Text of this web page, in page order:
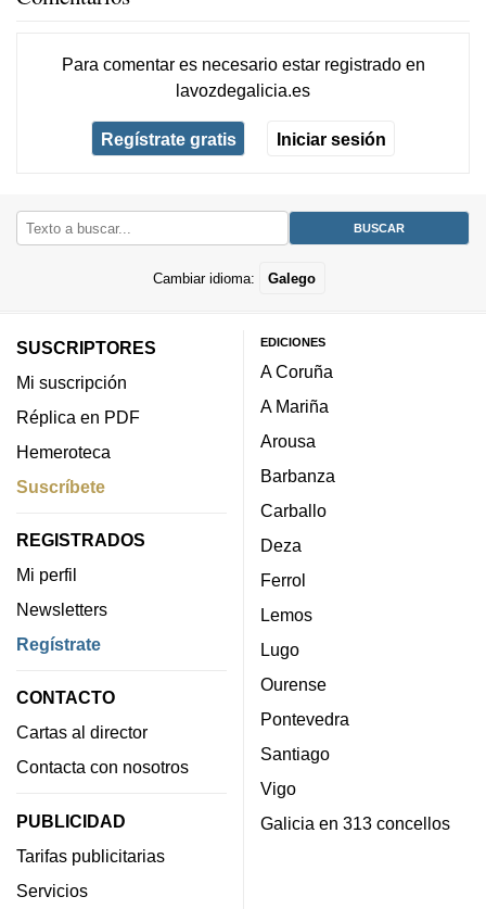
Para comentar es necesario estar registradoen
lavozdegalicia.es
Regístrate gratis Iniciar sesión
Cambiar idioma: Galego
SUSCRIPTORES
Mi suscripción
Réplica en PDF
Hemeroteca
Suscríbete
REGISTRADOS
Mi perfil
Newsletters
Regístrate
CONTACTO
Cartas al director
Contacta con nosotros
PUBLICIDAD
Tarifas publicitarias
Servicios
EDICIONES
A Coruña
A Mariña
Arousa
Barbanza
Carballo
Deza
Ferrol
Lemos
Lugo
Ourense
Pontevedra
Santiago
Vigo
Galicia en 313 concellos